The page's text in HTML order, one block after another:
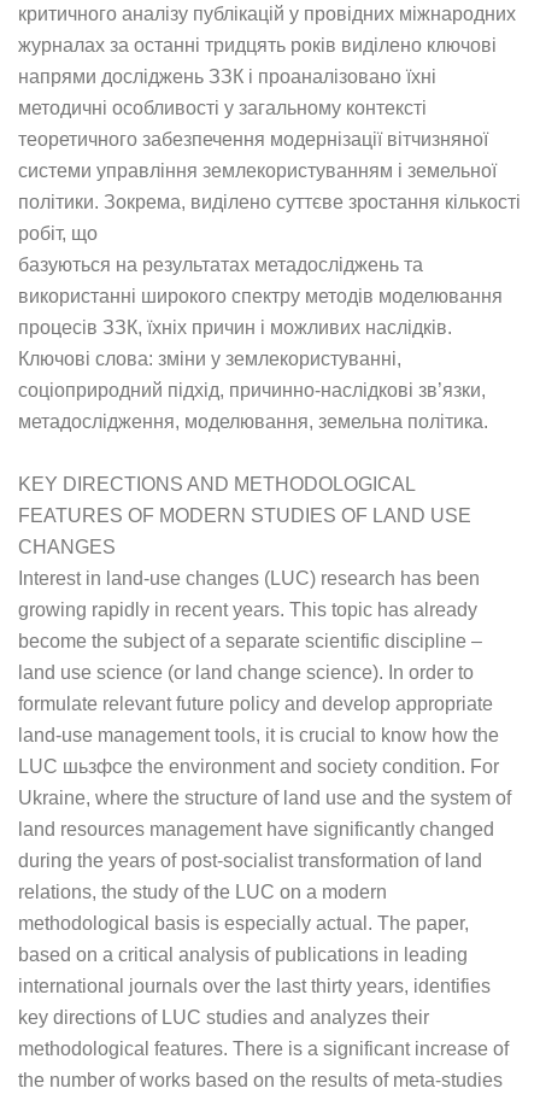
критичного аналізу публікацій у провідних міжнародних
журналах за останні тридцять років виділено ключові
напрями досліджень ЗЗК і проаналізовано їхні
методичні особливості у загальному контексті
теоретичного забезпечення модернізації вітчизняної
системи управління землекористуванням і земельної
політики. Зокрема, виділено суттєве зростання кількості
робіт, що
базуються на результатах метадосліджень та
використанні широкого спектру методів моделювання
процесів ЗЗК, їхніх причин і можливих наслідків.
Ключові слова: зміни у землекористуванні,
соціоприродний підхід, причинно-наслідкові зв’язки,
метадослідження, моделювання, земельна політика.
KEY DIRECTIONS AND METHODOLOGICAL
FEATURES OF MODERN STUDIES OF LAND USE
CHANGES
Interest in land-use changes (LUC) research has been
growing rapidly in recent years. This topic has already
become the subject of a separate scientific discipline –
land use science (or land change science). In order to
formulate relevant future policy and develop appropriate
land-use management tools, it is crucial to know how the
LUC шьзфсе the environment and society condition. For
Ukraine, where the structure of land use and the system of
land resources management have significantly changed
during the years of post-socialist transformation of land
relations, the study of the LUC on a modern
methodological basis is especially actual. The paper,
based on a critical analysis of publications in leading
international journals over the last thirty years, identifies
key directions of LUC studies and analyzes their
methodological features. There is a significant increase of
the number of works based on the results of meta-studies